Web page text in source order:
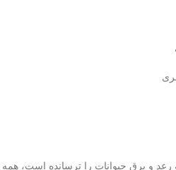
و برق حیوانات را ترسانده است،